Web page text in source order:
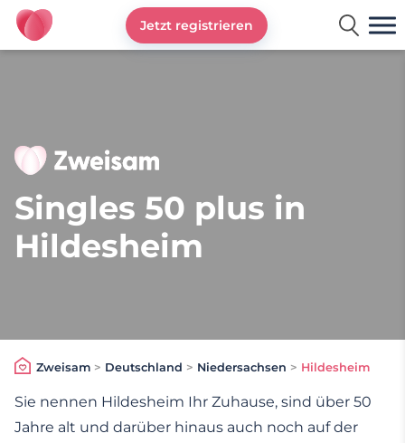
Zweisam
Jetzt registrieren
Singles 50 plus in
Hildesheim
Zweisam> Deutschland > Niedersachsen > Hildesheim
Sie nennen Hildesheim Ihr Zuhause, sind über 50
Jahre alt und darüber hinaus auch noch auf der